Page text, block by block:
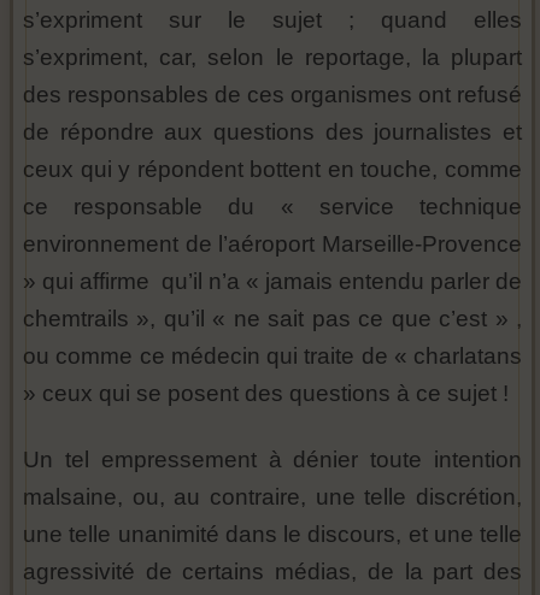
s’expriment sur le sujet ; quand elles
s’expriment, car, selon le reportage, la plupart
des responsables de ces organismes ont refusé
de répondre aux questions des journalistes et
ceux qui y répondent bottent en touche, comme
ce responsable du « service technique
environnement de l’aéroport Marseille-Provence
» qui affirme qu’il n’a « jamais entendu parler de
chemtrails », qu’il « ne sait pas ce que c’est » ,
ou comme ce médecin qui traite de « charlatans
» ceux qui se posent des questions à ce sujet !
Un tel empressement à dénier toute intention
malsaine, ou, au contraire, une telle discrétion,
une telle unanimité dans le discours, et une telle
agressivité de certains médias, de la part des